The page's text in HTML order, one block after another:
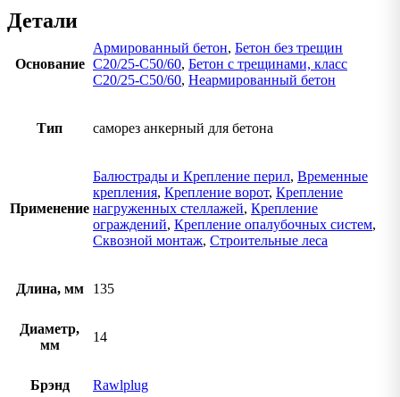
Детали
Основание
Армированный бетон, Бетон без трещин
C20/25-C50/60, Бетон с трещинами, класс
C20/25-C50/60, Неармированный бетон
Тип саморез анкерный для бетона
Применение
Балюстрады и Крепление перил, Временные
крепления, Крепление ворот, Крепление
нагруженных стеллажей, Крепление
ограждений, Крепление опалубочных систем,
Сквозной монтаж, Строительные леса
Длина, мм 135
Диаметр,
мм
14
Брэнд Rawlplug